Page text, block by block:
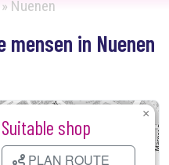
» Nuenen
mensen in Nuenen
Suitable shop
PLAN ROUTE
×